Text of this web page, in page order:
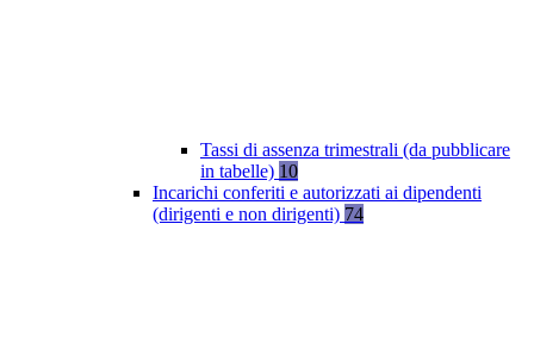
Tassi di assenza trimestrali (da pubblicare
in tabelle) 10
Incarichi conferiti e autorizzati ai dipendenti
(dirigenti e non dirigenti) 74